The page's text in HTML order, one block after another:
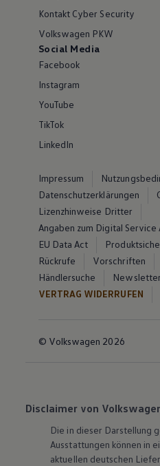
Kontakt Cyber Security
Volkswagen PKW
Social Media
Facebook
Instagram
YouTube
TikTok
LinkedIn
Impressum
Datenschutzerklärungen
Lizenzhinweise Dritter
Angaben zum Digital Service
EU Data Act
Rückrufe
Vorschriften
Händlersuche
Newsletter
VERTRAG WIDERRUFEN
© Volkswagen 2026
Disclaimer von
Die in dieser Darstellung
Ausstattungen können in
aktuellen deutschen